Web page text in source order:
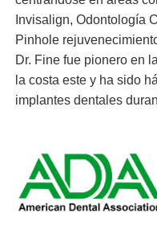
Invisalign, Odontología
Pinhole
Dr. Fine fue pionero en
la costa este y ha sido
implantes dentales